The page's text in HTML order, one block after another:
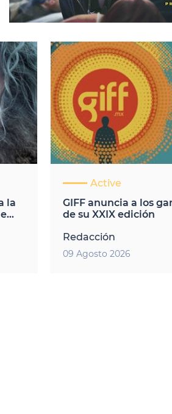
la
Active
GIFF anuncia a los
de su XXIX edición
Redacción
09 Agosto 2026